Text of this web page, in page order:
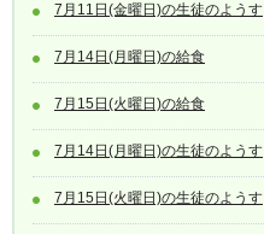
7月11日(金曜日)の生徒のようす
7月14日(月曜日)の給食
7月15日(火曜日)の給食
7月14日(月曜日)の生徒のようす
7月15日(火曜日)の生徒のようす